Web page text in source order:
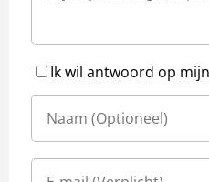
Ik wil antwoord op